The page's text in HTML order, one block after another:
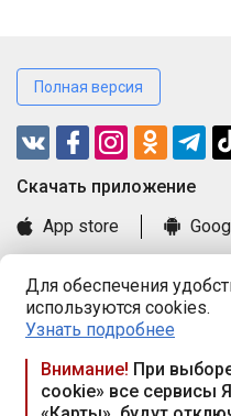
Для обеспечения
используются cookies.
Узнать подробнее
Внимание! При
cookie» все сервисы
Полная версия
Cкачать приложение
App store
Книга замечаний и
Правила и документы
Praca.by © 2000—2026, ООО
Республика Беларусь,
117а, пом. № 9.